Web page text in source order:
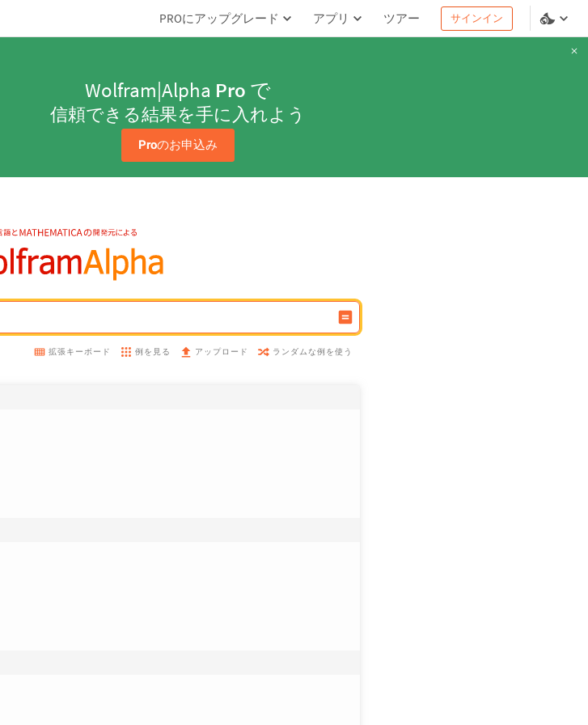
PROにアップグレード アプリ ツアー サインイン
Wolfram|Alpha Pro で
信頼できる結果を手に入れよう
Proのお申込み
拡張キーボード 例を見る アップロード ランダムな例を使う